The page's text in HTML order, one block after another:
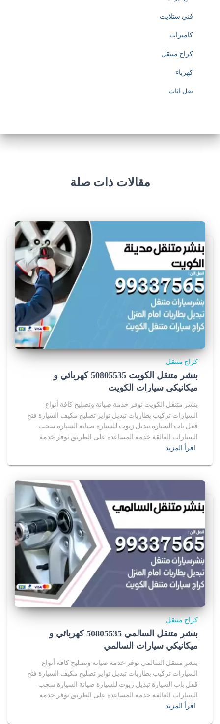
فني ستلايت
كاميرات
كراج متنقل
كهرباء
نقل اثاث
مقالات ذات صلة
كراج متنقل
بنشر متنقل الكويت 50805535‬ كهربائي و
ميكانيكي سيارات الكويت
بنشر متنقل الكويت نوفر خدمة صيانة وتصليح كافة أنواع
السيارات تركيب بطاريات تبديل تواير تصليح مكيف السيارة فتح
قفل باب السيارة تبديل زيوت للسيارة صيانة السيارة سحب
السيارات العالقة خدمة المساعدة على الطريق نوفر خدمة
اقرأ المزيد
كراج متنقل
بنشر متنقل السالمي 50805535‬ كهربائي و
ميكانيكي سيارات السالمي
بنشر متنقل السالمي نوفر خدمة صيانة وتصليح كافة أنواع
السيارات تركيب بطاريات تبديل تواير تصليح مكيف السيارة فتح
قفل باب السيارة تبديل زيوت للسيارة صيانة السيارة سحب
السيارات العالقة خدمة المساعدة على الطريق نوفر خدمة
اقرأ المزيد